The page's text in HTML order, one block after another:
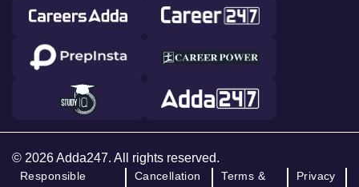
© 2026 Adda247. All rights reserved.
Responsible
Cancellation
Terms &
Privacy